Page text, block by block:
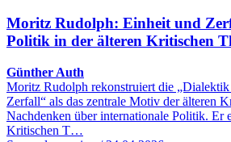
Moritz Rudolph: Einheit und
Politik in der älteren Kritischen
Günther Auth
Moritz Rudolph rekonstruiert die
Zerfall“ als das zentrale Motiv der älteren
Nachdenken über internationale Politik. Er
Kritischen T…